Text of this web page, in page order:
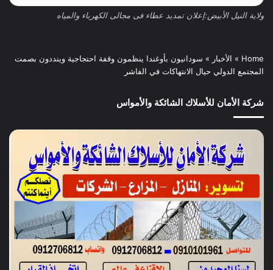
ولاية النيل الأبيض:إعلان تمديد عطاء فى مجالى الكهرباء والمياه
Home
» الأخبار » سودانيون بأوغندا ينظمون وقفة احتجاجية وينددون بصمت
المجتمع الدولي حيال الانتهاكات في الفاشر
شركة الأمان للأسلاك الشائكة والأمواس